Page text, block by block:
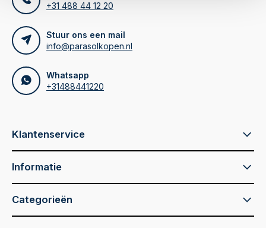
+31 488 44 12 20
Stuur ons een mail
info@parasolkopen.nl
Whatsapp
+31488441220
Klantenservice
Informatie
Categorieën